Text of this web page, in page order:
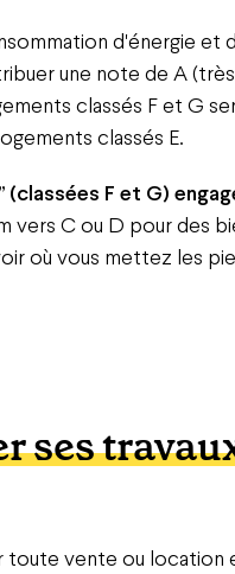
d'énergie et
une note de A
classés F et G
classés E.
F et G)
vers C ou D pour des
où vous mettez les
ses
toute vente ou location